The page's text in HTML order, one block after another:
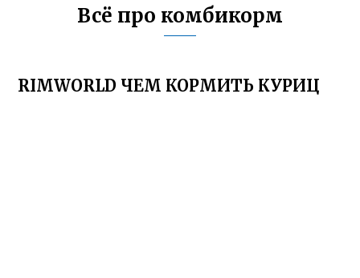
Всё про комбикорм
RIMWORLD ЧЕМ КОРМИТЬ КУРИЦ